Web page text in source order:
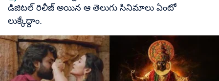
డిజిటల్ రిలీజ్ అయిన ఆ తెలుగు సినిమాలు ఏంటో
లుక్కేద్దాం.